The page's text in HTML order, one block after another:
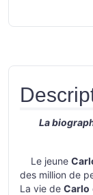
La
Le jeune
des million de
La vie de Carlo